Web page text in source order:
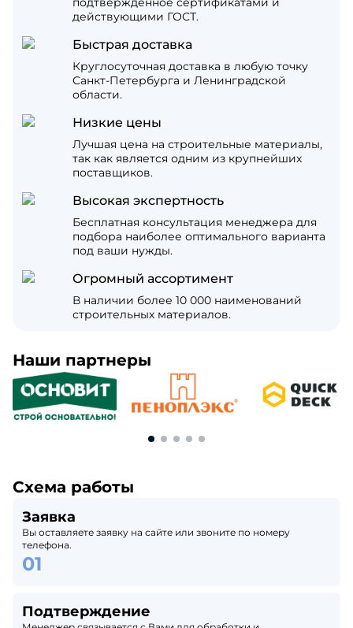
действующими ГОСТ.
Быстрая доставка
Круглосуточная доставка в любую точку
Санкт-Петербурга и Ленинградской
области.
Низкие цены
Лучшая цена на строительные материалы,
так как является одним из крупнейших
поставщиков.
Высокая экспертность
Бесплатная консультация менеджера для
подбора наиболее оптимального варианта
под ваши нужды.
Огромный ассортимент
В наличии более 10 000 наименований
строительных материалов.
Наши партнеры
Схема работы
Заявка
Вы оставляете заявку на сайте или звоните по номеру
телефона.
Подтверждение